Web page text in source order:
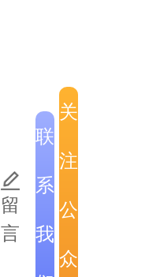
该货物转运站的启用是
大促进当地及区域的贸
留
言
联
系
我
关
注
公
众